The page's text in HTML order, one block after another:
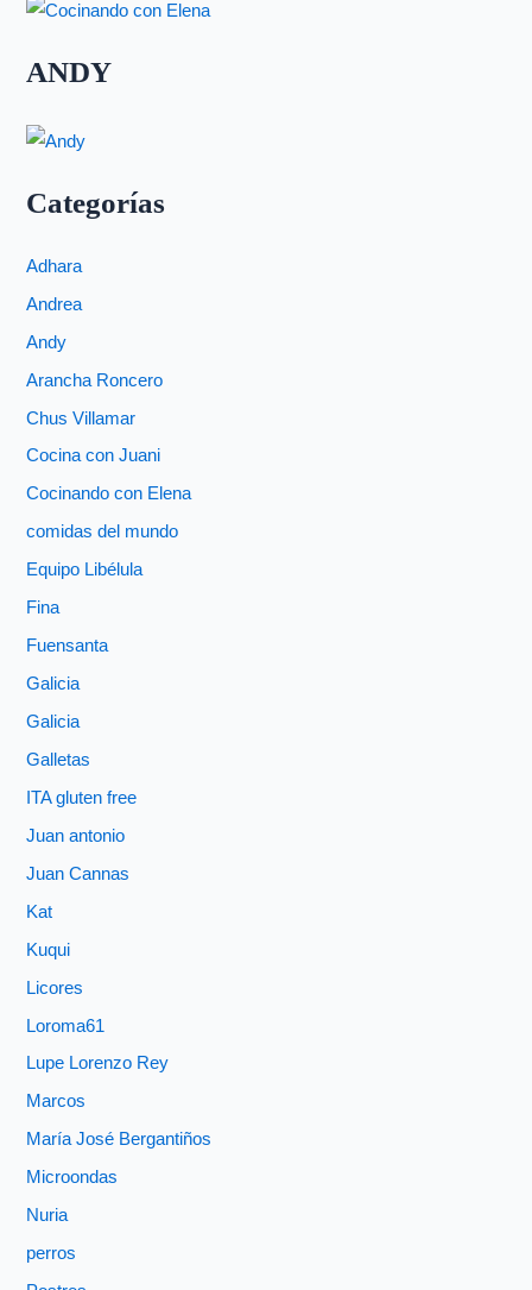
ANDY
Categorías
Adhara
Andrea
Andy
Arancha Roncero
Chus Villamar
Cocina con Juani
Cocinando con Elena
comidas del mundo
Equipo Libélula
Fina
Fuensanta
Galicia
Galicia
Galletas
ITA gluten free
Juan antonio
Juan Cannas
Kat
Kuqui
Licores
Loroma61
Lupe Lorenzo Rey
Marcos
María José Bergantiños
Microondas
Nuria
perros